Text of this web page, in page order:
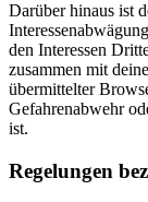
Darüber hinaus ist
den Interessen
zusammen mit
übermittelter
Gefahrenabwehr
ist.
Regelungen